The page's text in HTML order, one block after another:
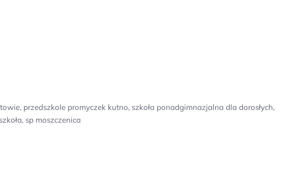
przedszkole promyczek kutno, szkoła ponadgimnazjalna dla dorosłych,
sp moszczenica